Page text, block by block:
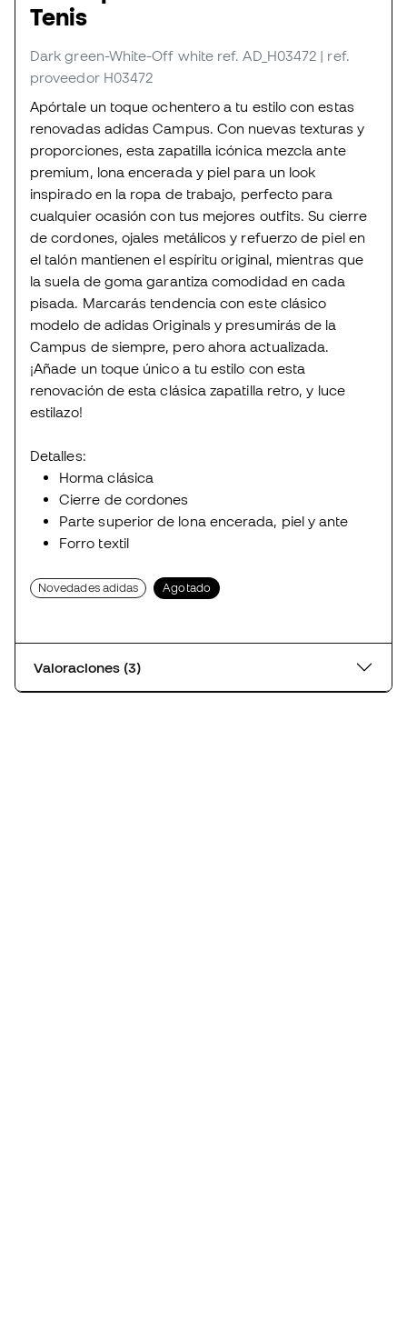
Tenis
Dark green-White-Off white ref. AD_H03472 | ref.
proveedor H03472
Apórtale un toque ochentero a tu estilo con estas
renovadas adidas Campus. Con nuevas texturas y
proporciones, esta zapatilla icónica mezcla ante
premium, lona encerada y piel para un look
inspirado en la ropa de trabajo, perfecto para
cualquier ocasión con tus mejores outfits. Su cierre
de cordones, ojales metálicos y refuerzo de piel en
el talón mantienen el espíritu original, mientras que
la suela de goma garantiza comodidad en cada
pisada. Marcarás tendencia con este clásico
modelo de adidas Originals y presumirás de la
Campus de siempre, pero ahora actualizada.
¡Añade un toque único a tu estilo con esta
renovación de esta clásica zapatilla retro, y luce
estilazo!
Detalles:
Horma clásica
Cierre de cordones
Parte superior de lona encerada, piel y ante
Forro textil
Novedades adidas Agotado
Valoraciones (3)